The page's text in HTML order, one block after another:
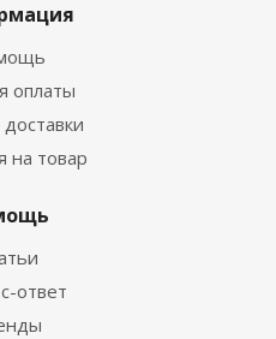
оплаты
на товар
ответ